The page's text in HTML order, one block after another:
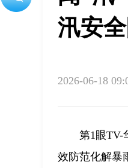
汛安
2026-06-18
第1眼TV-
效防范化解暴